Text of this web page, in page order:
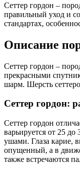
Сеттер гордон –
правильный уход и
стандартах,
Описание
Сеттер гордон –
прекрасными
шарм. Шерсть
Сеттер гордон:
Сеттер гордон
варьируется от 25
ушами. Глаза карие,
опущенный, а в
также встречаются